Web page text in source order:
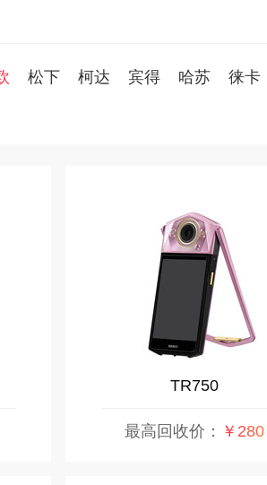
松下 柯达 宾得 哈苏 徕卡
TR750
最高回收价： ￥280